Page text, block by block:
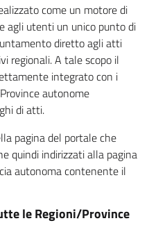
come un motore di
agli utenti un unico punto di
diretto agli atti
regionali. A tale scopo il
integrato con i
autonome
di atti.
pagina del portale che
quindi indirizzati alla pagina
autonoma contenente il
le Regioni/Province